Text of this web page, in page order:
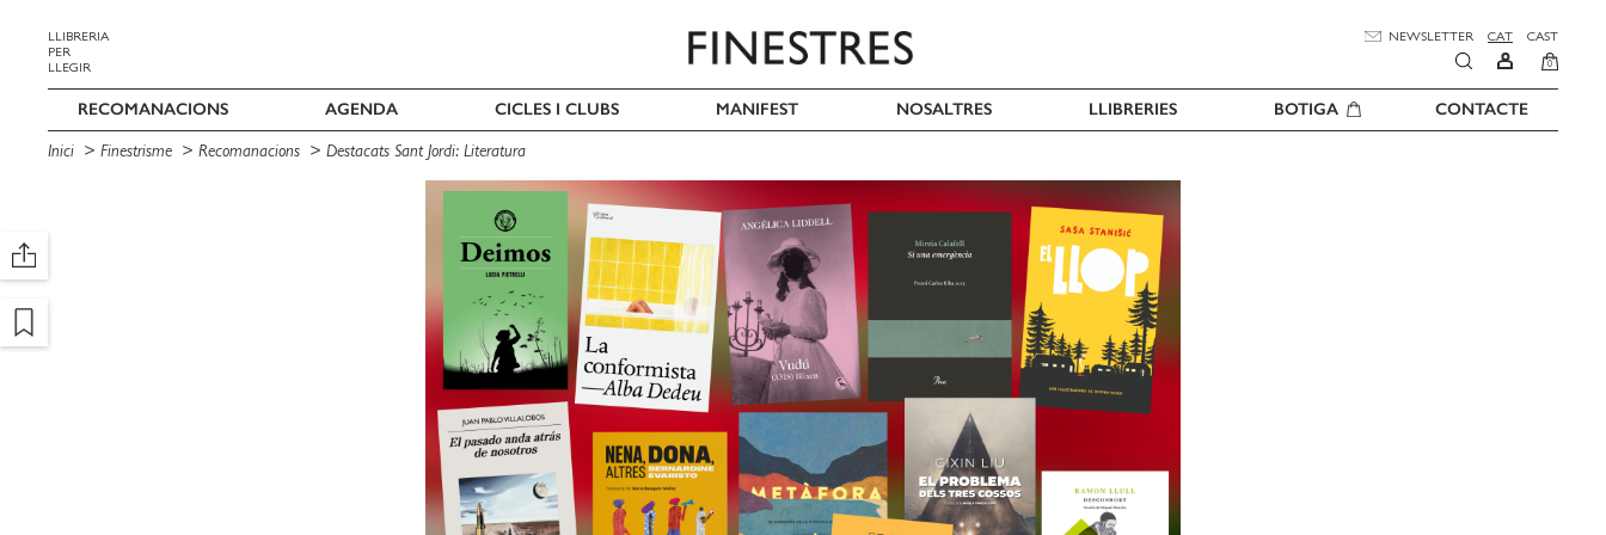
LLIBRERIA
PER
LLEGIR
NEWSLETTER CAT CAST
0
RECOMANACIONS AGENDA CICLES I CLUBS MANIFEST NOSALTRES LLIBRERIES BOTIGA CONTACTE
Inici Finestrisme Recomanacions Destacats Sant Jordi: Literatura